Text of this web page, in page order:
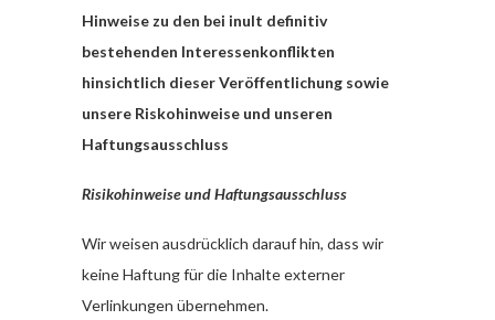
Hinweise zu den bei inult definitiv
bestehenden Interessenkonflikten
hinsichtlich dieser Veröffentlichung sowie
unsere Riskohinweise und unseren
Haftungsausschluss
Risikohinweise und Haftungsausschluss
Wir weisen ausdrücklich darauf hin, dass wir
keine Haftung für die Inhalte externer
Verlinkungen übernehmen.